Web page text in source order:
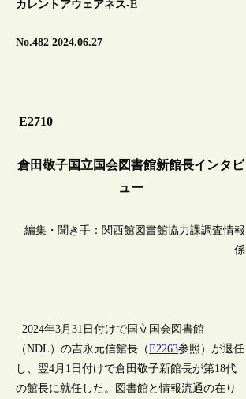
カレントアウェアネス-E
No.482 2024.06.27
E2710
倉田敬子国立国会図書館新館長インタビ
ュー
編集・聞き手：関西館図書館協力課調査情報
係
2024年3月31日付けで国立国会図書館
（NDL）の吉永元信館長（E2263参照）が退任
し、翌4月1日付けで倉田敬子新館長が第18代
の館長に就任した。図書館と情報流通の在り